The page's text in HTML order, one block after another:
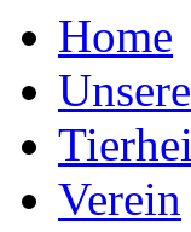
Home
Verein